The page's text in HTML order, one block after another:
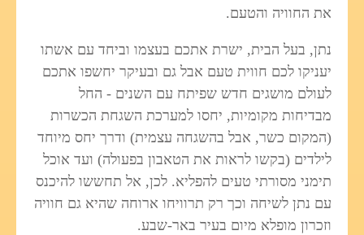
את החוויה והטעם.
נתן, בעל הבית, ישרת אתכם בעצמו וביחד עם אשתו
יעניקו לכם חווית טעם אבל גם ובעיקר יחשפו אתכם
לעולם מושגים חדש שפיתח עם השנים - החל
מבדיחות מקומיות, יחסו למערכת השגחת הכשרות
(המקום כשר, אבל בהשגחה עצמית) ודרך יחס מיוחד
לילדים (בקשו לראות את הטאבון בפעולה) ועד אוכל
תימני מסורתי טעים להפליא. לכן, אל תחששו להיכנס
עם נתן לשיחה וכך רק תרוויחו ארוחה שהיא גם חוויה
וזכרון מופלא מיום בעיר באר-שבע.